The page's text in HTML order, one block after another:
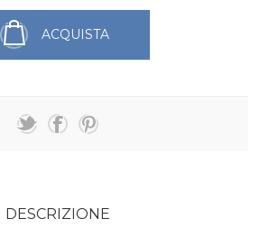
ACQUISTA
DESCRIZIONE